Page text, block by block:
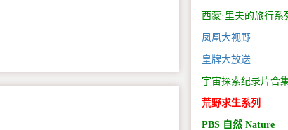
西蒙·里夫的旅行系
凤凰大视野
皇牌大放送
宇宙探索纪录片合
荒野求生系列
PBS 自然 Nature